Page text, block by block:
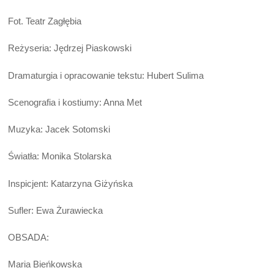
Fot. Teatr Zagłębia
Reżyseria: Jędrzej Piaskowski
Dramaturgia i opracowanie tekstu: Hubert Sulima
Scenografia i kostiumy: Anna Met
Muzyka: Jacek Sotomski
Światła: Monika Stolarska
Inspicjent: Katarzyna Giżyńska
Sufler: Ewa Żurawiecka
OBSADA:
Maria Bieńkowska